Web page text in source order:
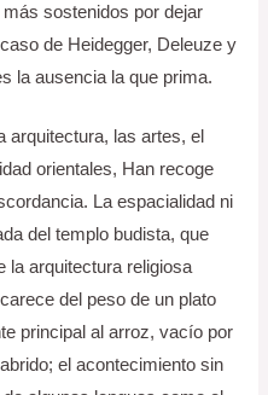
sostenidos por dejar
de Heidegger, Deleuze y
la ausencia la que prima.
arquitectura, las artes, el
orientales, Han recoge
La espacialidad ni
del templo budista, que
la arquitectura religiosa
del peso de un plato
principal al arroz, vacío por
el acontecimiento sin